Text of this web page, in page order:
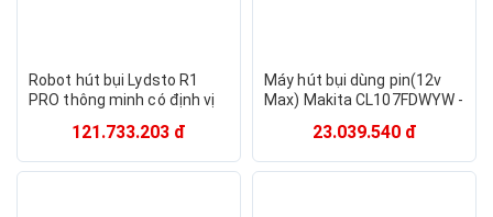
Robot hút bụi Lydsto R1
PRO thông minh có định vị
LDS - Hàng chính hãng
121.733.203 đ
Máy hút bụi dùng pin(12v
Max) Makita CL107FDWYW -
23.039.540 đ